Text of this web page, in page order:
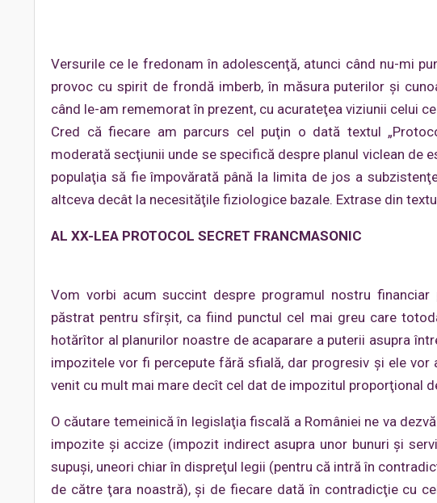
Versurile ce le fredonam în adolescenţă, atunci când nu-mi
provoc cu spirit de frondă imberb, în măsura puterilor şi
când le-am rememorat în prezent, cu acurateţea viziunii celui
Cred că fiecare am parcurs cel puţin o dată textul
moderată secţiunii unde se specifică despre planul viclean
populaţia să fie împovărată până la limita de jos a
altceva decât la necesităţile fiziologice bazale. Extrase din
AL XX-LEA PROTOCOL SECRET FRANCMASONIC
Vom vorbi acum succint despre programul nostru financiar
păstrat pentru sfîrşit, ca fiind punctul cel mai greu care
hotărîtor al planurilor noastre de acaparare a puterii asupra
impozitele vor fi percepute fără sfială, dar progresiv şi ele vor
venit cu mult mai mare decît cel dat de impozitul proporţional
O căutare temeinică în legislaţia fiscală a României ne va
impozite şi accize (impozit indirect asupra unor bunuri și
supuşi, uneori chiar în dispreţul legii (pentru că intră în
de către ţara noastră), şi de fiecare dată în contradicţie cu